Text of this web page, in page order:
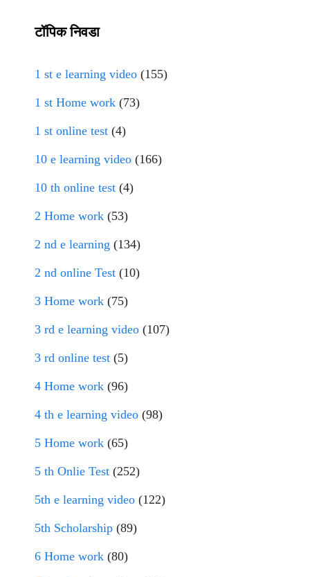
टॉपिक निवडा
1 st e learning video (155)
1 st Home work (73)
1 st online test (4)
10 e learning video (166)
10 th online test (4)
2 Home work (53)
2 nd e learning (134)
2 nd online Test (10)
3 Home work (75)
3 rd e learning video (107)
3 rd online test (5)
4 Home work (96)
4 th e learning video (98)
5 Home work (65)
5 th Onlie Test (252)
5th e learning video (122)
5th Scholarship (89)
6 Home work (80)